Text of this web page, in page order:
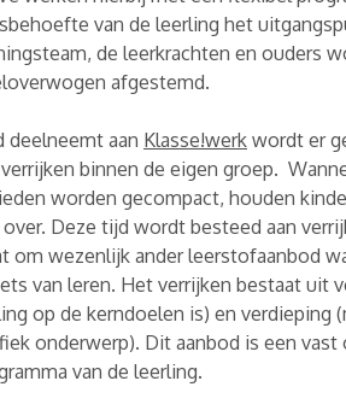
van de leerling het
de leerkrachten en ouders
afgestemd.
deelneemt aan Klasse!werk wordt er
binnen de eigen groep.
worden gecompact, houden
Deze tijd wordt besteed aan
om wezenlijk ander leerstofaanbod
van leren. Het verrijken bestaat uit
op de kerndoelen is) en verdieping
onderwerp). Dit aanbod is een vast
van de leerling.